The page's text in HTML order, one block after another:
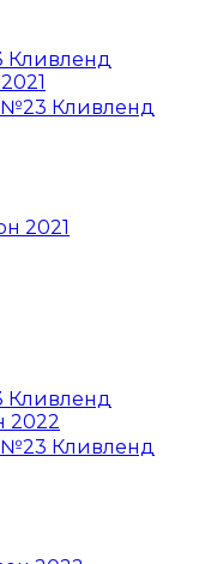
Кливленд
Кливленд
2022